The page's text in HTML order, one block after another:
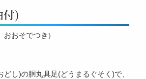
付)
おおそでつき)
し)の胴丸具足(どうまるぐそく)で、